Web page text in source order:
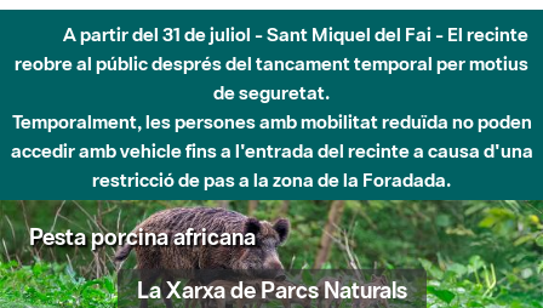
A partir del 31 de juliol - Sant Miquel del Fai - El recinte
reobre al públic després del tancament temporal per motius
de seguretat.
Temporalment, les persones amb mobilitat reduïda no poden
accedir amb vehicle fins a l'entrada del recinte a causa d'una
restricció de pas a la zona de la Foradada.
Pesta porcina africana
La Xarxa de Parcs Naturals